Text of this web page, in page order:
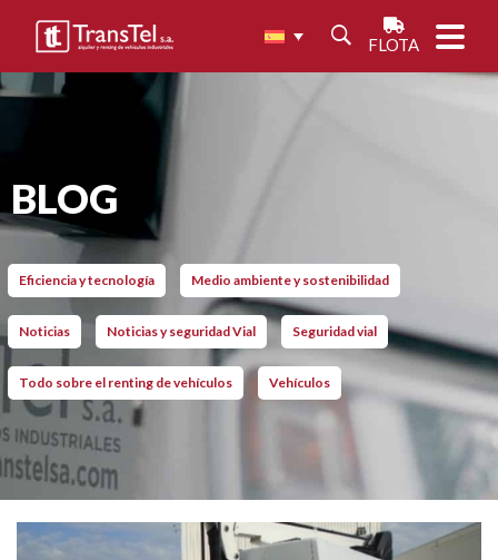
FLOTA
BLOG
Eficiencia y tecnología Medio ambiente y sostenibilidad
Noticias Noticias y seguridad Vial Seguridad vial
Todo sobre el renting de vehículos Vehículos